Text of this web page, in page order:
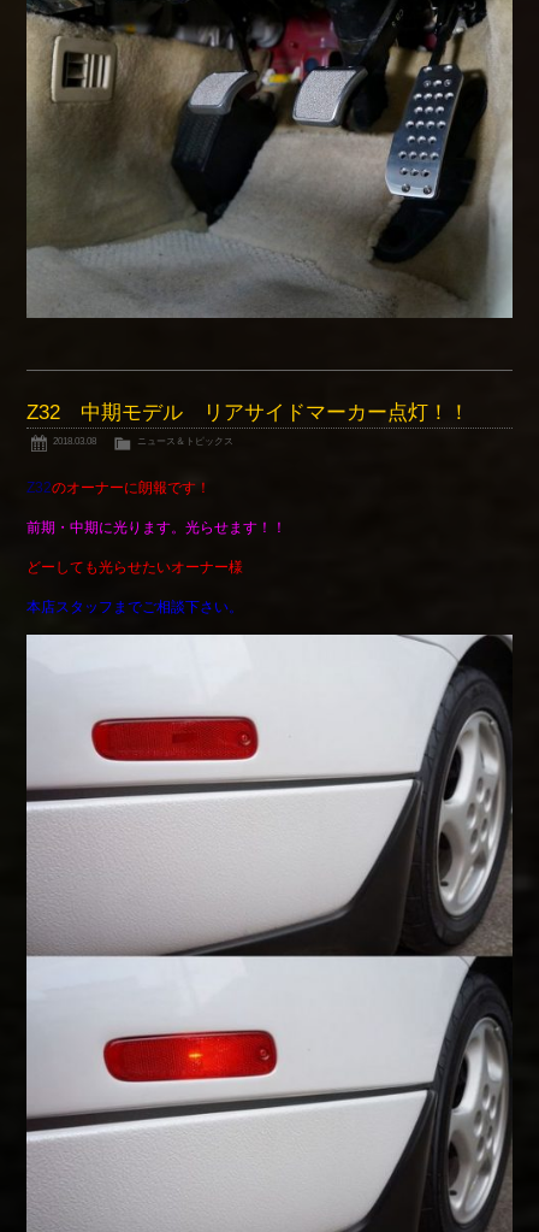
Z32 中期モデル リアサイドマーカー点灯！！
2018.03.08 ニュース＆トピックス
Z32のオーナーに朗報です！
前期・中期に光ります。光らせます！！
どーしても光らせたいオーナー様
本店スタッフまでご相談下さい。